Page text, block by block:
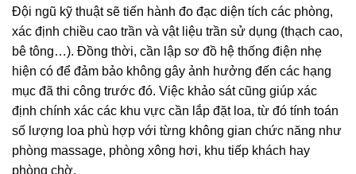
Đội ngũ kỹ thuật sẽ tiến hành đo đạc diện tích các phòng,
xác định chiều cao trần và vật liệu trần sử dụng (thạch cao,
bê tông…). Đồng thời, cần lập sơ đồ hệ thống điện nhẹ
hiện có để đảm bảo không gây ảnh hưởng đến các hạng
mục đã thi công trước đó. Việc khảo sát cũng giúp xác
định chính xác các khu vực cần lắp đặt loa, từ đó tính toán
số lượng loa phù hợp với từng không gian chức năng như
phòng massage, phòng xông hơi, khu tiếp khách hay
phòng chờ.